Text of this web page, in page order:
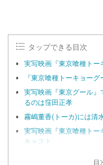
タップできる目次
実写映画『東京喰種トー
『東京喰種トーキョー
実写映画『東京グール
るのは窪田正孝
霧嶋董香(トーカ)には清
実写映画『東京喰種ト
キャスト
目